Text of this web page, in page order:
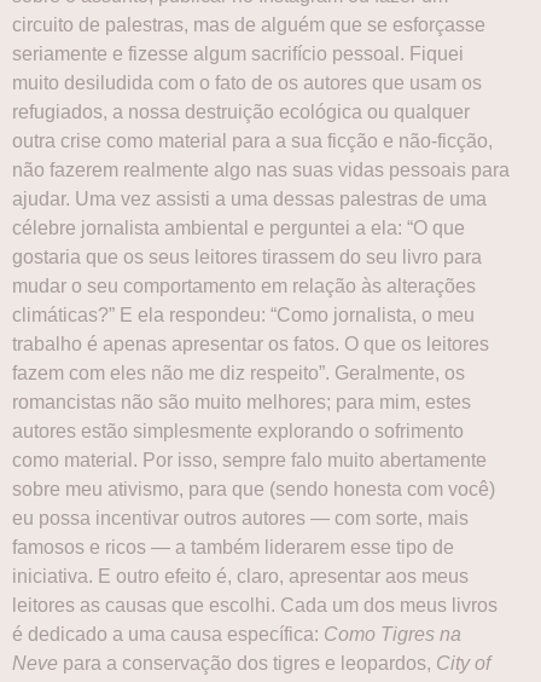
circuito de palestras, mas de alguém que se esforçasse
seriamente e fizesse algum sacrifício pessoal. Fiquei
muito desiludida com o fato de os autores que usam os
refugiados, a nossa destruição ecológica ou qualquer
outra crise como material para a sua ficção e não-ficção,
não fazerem realmente algo nas suas vidas pessoais para
ajudar. Uma vez assisti a uma dessas palestras de uma
célebre jornalista ambiental e perguntei a ela: “O que
gostaria que os seus leitores tirassem do seu livro para
mudar o seu comportamento em relação às alterações
climáticas?” E ela respondeu: “Como jornalista, o meu
trabalho é apenas apresentar os fatos. O que os leitores
fazem com eles não me diz respeito”. Geralmente, os
romancistas não são muito melhores; para mim, estes
autores estão simplesmente explorando o sofrimento
como material. Por isso, sempre falo muito abertamente
sobre meu ativismo, para que (sendo honesta com você)
eu possa incentivar outros autores — com sorte, mais
famosos e ricos — a também liderarem esse tipo de
iniciativa. E outro efeito é, claro, apresentar aos meus
leitores as causas que escolhi. Cada um dos meus livros
é dedicado a uma causa específica: Como Tigres na
Neve para a conservação dos tigres e leopardos, City of